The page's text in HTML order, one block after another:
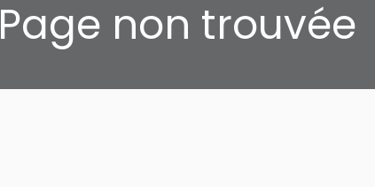
Page non trouvée